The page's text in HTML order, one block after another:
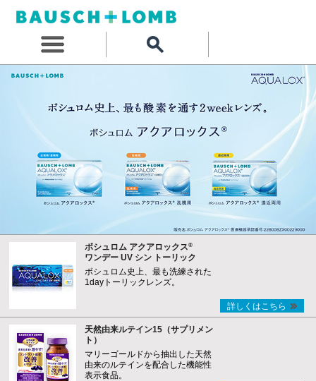
ボシュロム アクアロックス®
ワンデー UV シン トーリック
ボシュロム史上、最も洗練された
1dayトーリックレンズ。
詳しくはこちら
天然由来ルテイン15（サプリメン
ト）
マリーゴールドから抽出した天然
由来のルテインを配合した機能性
表示食品。